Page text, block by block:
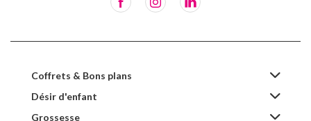
Coffrets & Bons plans
Désir d'enfant
Grossesse